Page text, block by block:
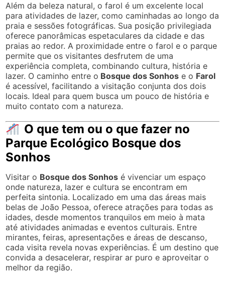
Além da beleza natural, o farol é um excelente local
para atividades de lazer, como caminhadas ao longo da
praia e sessões fotográficas. Sua posição privilegiada
oferece panorâmicas espetaculares da cidade e das
praias ao redor. A proximidade entre o farol e o parque
permite que os visitantes desfrutem de uma
experiência completa, combinando cultura, história e
lazer. O caminho entre o Bosque dos Sonhos e o Farol
é acessível, facilitando a visitação conjunta dos dois
locais. Ideal para quem busca um pouco de história e
muito contato com a natureza.
O que tem ou o que fazer no
Parque Ecológico Bosque dos
Sonhos
Visitar o Bosque dos Sonhos é vivenciar um espaço
onde natureza, lazer e cultura se encontram em
perfeita sintonia. Localizado em uma das áreas mais
belas de João Pessoa, oferece atrações para todas as
idades, desde momentos tranquilos em meio à mata
até atividades animadas e eventos culturais. Entre
mirantes, feiras, apresentações e áreas de descanso,
cada visita revela novas experiências. É um destino que
convida a desacelerar, respirar ar puro e aproveitar o
melhor da região.